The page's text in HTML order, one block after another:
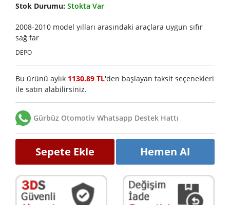
Stok Durumu: Stokta Var
2008-2010 model yılları arasındaki araçlara uygun sıfır
sağ far
DEPO
Bu ürünü aylık 1130.89 TL'den başlayan taksit seçenekleri
ile satın alabilirsiniz.
Gürbüz Otomotiv Whatsapp Destek Hattı
Sepete Ekle Hemen Al